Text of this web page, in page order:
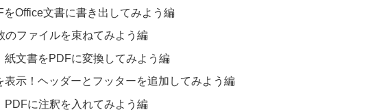
Office文書に書き出してみよう編
のファイルを束ねてみよう編
文書をPDFに変換してみよう編
示！ヘッダーとフッターを追加してみよう編
に注釈を入れてみよう編